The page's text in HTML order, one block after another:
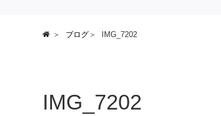
ブログ IMG_7202
IMG_7202